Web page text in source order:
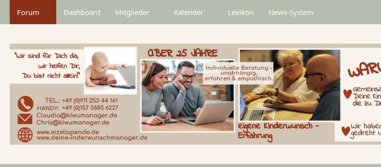
Forum Dashboard Mitglieder Kalender Lexikon News-System